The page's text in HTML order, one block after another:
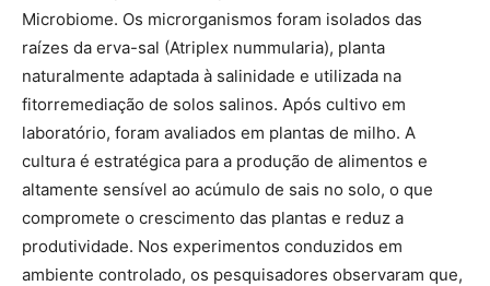
Microbiome. Os microrganismos foram isolados das
raízes da erva-sal (Atriplex nummularia), planta
naturalmente adaptada à salinidade e utilizada na
fitorremediação de solos salinos. Após cultivo em
laboratório, foram avaliados em plantas de milho. A
cultura é estratégica para a produção de alimentos e
altamente sensível ao acúmulo de sais no solo, o que
compromete o crescimento das plantas e reduz a
produtividade. Nos experimentos conduzidos em
ambiente controlado, os pesquisadores observaram que,